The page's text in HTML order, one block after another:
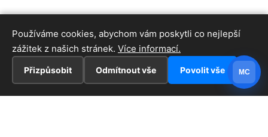
Používáme cookies, abychom vám poskytli co nejlepší
zážitek z našich stránek. Více informací.
Přizpůsobit Odmítnout vše Povolit vše MC